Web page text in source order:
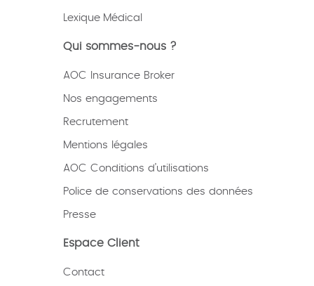
Lexique Médical
Qui sommes-nous ?
AOC Insurance Broker
Nos engagements
Recrutement
Mentions légales
AOC Conditions d’utilisations
Police de conservations des données
Presse
Espace Client
Contact